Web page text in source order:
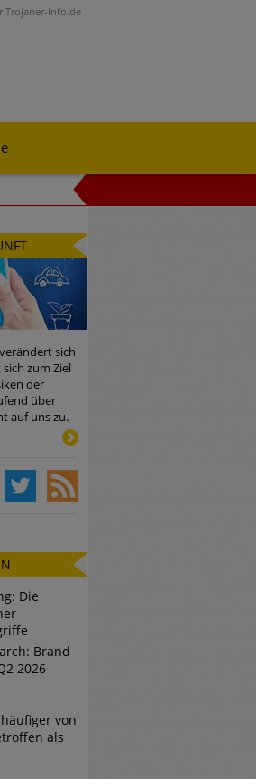
Trojaner-Info.de
und
jetzt für
sich
zum Ziel
der
über
auf uns zu.
Die
Brand
2026
von
als